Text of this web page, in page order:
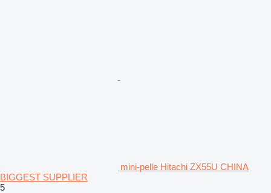
mini-pelle Hitachi ZX55U CHINA
BIGGEST SUPPLIER
5